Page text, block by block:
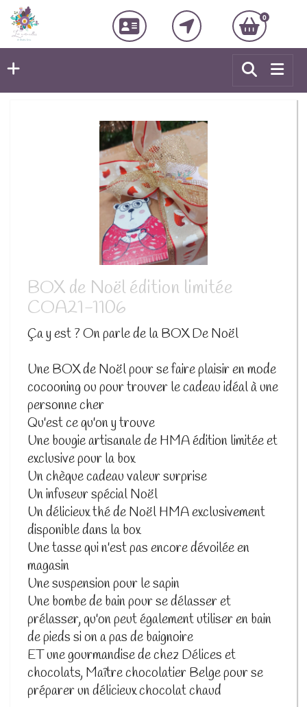
0
BOX de Noël édition limitée
COA21-1106
Ça y est ? On parle de la BOX De Noël
Une BOX de Noël pour se faire plaisir en mode
cocooning ou pour trouver le cadeau idéal à une
personne cher
Qu'est ce qu'on y trouve
Une bougie artisanale de HMA édition limitée et
exclusive pour la box
Un chèque cadeau valeur surprise
Un infuseur spécial Noël
Un délicieux thé de Noël HMA exclusivement
disponible dans la box
Une tasse qui n'est pas encore dévoilée en
magasin
Une suspension pour le sapin
Une bombe de bain pour se délasser et
prélasser, qu'on peut également utiliser en bain
de pieds si on a pas de baignoire
ET une gourmandise de chez Délices et
chocolats, Maître chocolatier Belge pour se
préparer un délicieux chocolat chaud